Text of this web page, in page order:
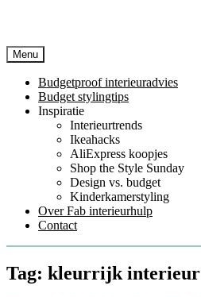
Menu
Budgetproof interieuradvies
Budget stylingtips
Inspiratie
Interieurtrends
Ikeahacks
AliExpress koopjes
Shop the Style Sunday
Design vs. budget
Kinderkamerstyling
Over Fab interieurhulp
Contact
Tag: kleurrijk interieur